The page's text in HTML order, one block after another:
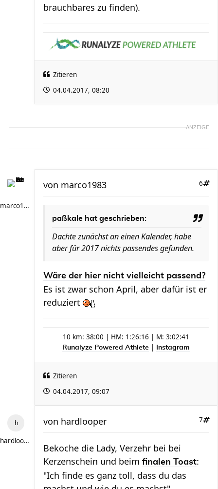
brauchbares zu finden).
Zitieren
04.04.2017, 08:20
ANZEIGE
marco1983
6
von marco1983
paßkale hat geschrieben:
Dachte zunächst an einen Kalender, habe
aber für 2017 nichts passendes gefunden.
Wäre der hier nicht vielleicht passend?
Es ist zwar schon April, aber dafür ist er
reduziert
10 km: 38:00 | HM: 1:26:16 | M: 3:02:41
Runalyze Powered Athlete | Instagram
Zitieren
04.04.2017, 09:07
hardlooper
7
von hardlooper
Bekoche die Lady, Verzehr bei bei
Kerzenschein und beim finalen Toast:
"Ich finde es ganz toll, dass du das